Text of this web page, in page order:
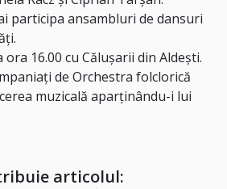
participa ansambluri de dansuri
ora 16.00 cu Călușarii din Aldești.
de Orchestra folclorică
muzicală aparținându-i lui
articolul: